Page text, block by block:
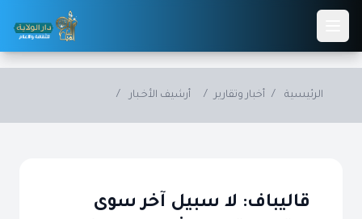
Skip to main content
الرئيسية / أخبار وتقارير / أرشيف الأخـبار /
قاليباف: لا سبيل آخر سوى